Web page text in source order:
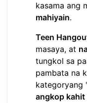
kasama ang
mahiyain.
Teen
masaya, at
tungkol sa
pambata na
kategoryang
angkop kahit